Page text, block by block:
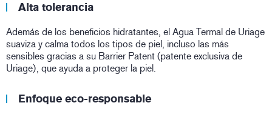
Alta tolerancia
Además de los beneficios hidratantes, el Agua Termal de Uriage
suaviza y calma todos los tipos de piel, incluso las más
sensibles gracias a su Barrier Patent (patente exclusiva de
Uriage), que ayuda a proteger la piel.
Enfoque eco-responsable